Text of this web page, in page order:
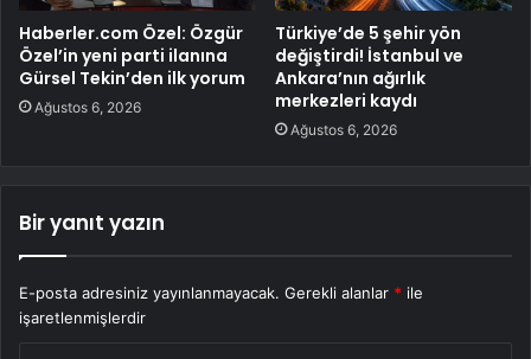
Haberler.com Özel: Özgür
Özel’in yeni parti ilanına
Gürsel Tekin’den ilk yorum
Ağustos 6, 2026
Türkiye’de 5 şehir yön
değiştirdi! İstanbul ve
Ankara’nın ağırlık
merkezleri kaydı
Ağustos 6, 2026
Bir yanıt yazın
E-posta adresiniz yayınlanmayacak. Gerekli alanlar * ile
işaretlenmişlerdir